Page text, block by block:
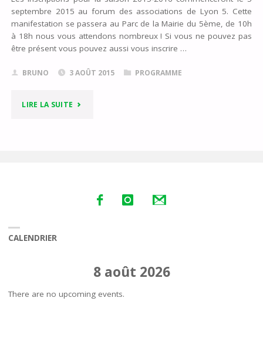
septembre 2015 au forum des associations de Lyon 5. Cette
manifestation se passera au Parc de la Mairie du 5ème, de 10h
à 18h nous vous attendons nombreux ! Si vous ne pouvez pas
être présent vous pouvez aussi vous inscrire …
BRUNO 3 AOÛT 2015 PROGRAMME
LIRE LA SUITE "INSCRIPTIONS
CALENDRIER
8 août 2026
There are no upcoming events.